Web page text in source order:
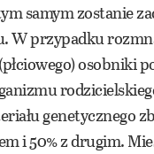
samym zostanie
W przypadku
osobniki
genetycznego
i 50% z drugim.